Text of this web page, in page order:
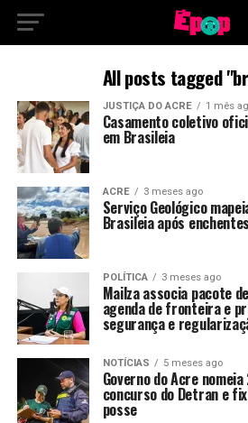
All posts tagged
JUSTIÇA DO ACRE 1 mês
Casamento coletivo
em Brasileia
ACRE 3 meses ago
Serviço Geológico
Brasileia após
POLÍTICA 3 meses ago
Mailza associa pacote
agenda de fronteira e
segurança e
NOTÍCIAS 5 meses ago
Governo do Acre
concurso do Detran e
posse